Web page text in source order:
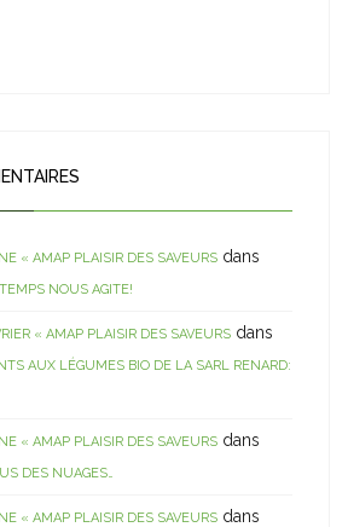
« AMAP PLAISIR DES SAVEURS dans
NOUS AGITE!
« AMAP PLAISIR DES SAVEURS dans
AUX LÉGUMES BIO DE LA SARL RENARD:
« AMAP PLAISIR DES SAVEURS dans
DES NUAGES…
« AMAP PLAISIR DES SAVEURS dans